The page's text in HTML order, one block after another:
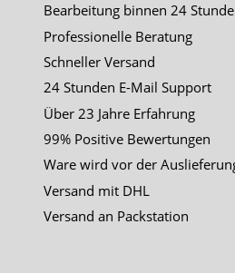
Bearbeitung binnen 24
Professionelle Beratung
Schneller Versand
24 Stunden E-Mail Support
Über 23 Jahre Erfahrung
99% Positive Bewertungen
Ware wird vor der
Versand mit DHL
Versand an Packstation